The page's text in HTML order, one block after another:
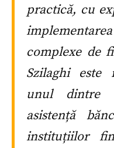
practică, cu
complexe de
Szilaghi este
unul dintre
asistență
instituțiilor